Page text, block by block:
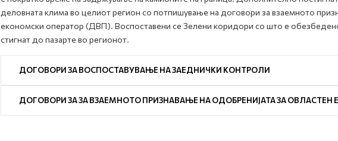
деловната клима во целиот регион со потпишување на договори за взаемното
економски оператор (ДВП). Воспоставени се Зелени коридори со што е
стигнат до пазарте во регионот.
ДОГОВОРИ ЗА ВОСПОСТАВУВАЊЕ НА ЗАЕДНИЧКИ КОНТРОЛИ
ДОГОВОРИ ЗА ЗА ВЗАЕМНОТО ПРИЗНАВАЊЕ НА ОДОБРЕНИЈАТА ЗА